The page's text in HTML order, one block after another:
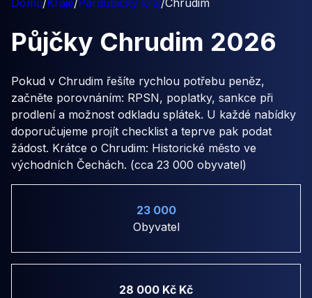
Domů/Kraje/Pardubický kraj/Chrudim
Půjčky Chrudim 2026
Pokud v Chrudim řešíte rychlou potřebu peněz,
začněte porovnáním: RPSN, poplatky, sankce při
prodlení a možnost odkladu splátek. U každé nabídky
doporučujeme projít checklist a teprve pak podat
žádost. Krátce o Chrudim: Historické město ve
východních Čechách. (cca 23 000 obyvatel)
23 000
Obyvatel
28 000 Kč Kč